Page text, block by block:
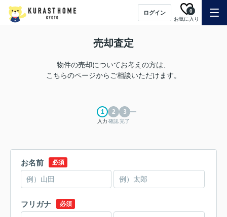
ログイン
お気に入り
0
売却査定
物件の売却についてお考えの方は、
こちらのページからご相談いただけます。
入力 確認完了
お名前 必須
フリガナ 必須